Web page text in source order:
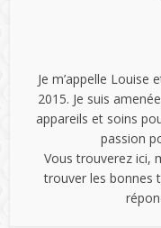
Je m’appelle Louise
2015. Je suis
appareils et soins
passion
Vous trouverez ici,
trouver les bonnes